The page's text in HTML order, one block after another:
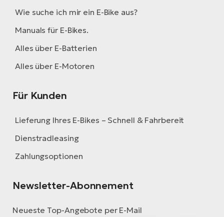
Wie suche ich mir ein E-Bike aus?
Manuals für E-Bikes.
Alles über E-Batterien
Alles über E-Motoren
Für Kunden
Lieferung Ihres E-Bikes – Schnell & Fahrbereit
Dienstradleasing
Zahlungsoptionen
Newsletter-Abonnement
Neueste Top-Angebote per E-Mail